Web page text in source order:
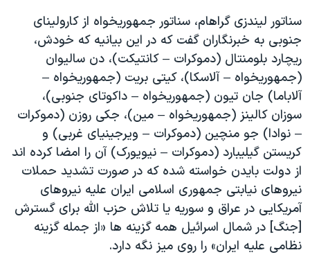
اعتراضات مردمی آبان ۹۸
اسرائیل در جنگ
نرگس محمدی برنده جایزه نوبل صلح
همایش محافظه‌کاران آمریکا «سی‌پک»
صفحه‌های ویژه
سفر پرزیدنت ترامپ به چین
سناتور لیندزی گراهام، سناتور جمهوریخواه از کارولینای
جنوبی به خبرنگاران گفت که در این بیانیه که خودش،
ریچارد بلومنتال (دموکرات – کانتیکت)، دن سالیوان
(جمهوریخواه – آلاسکا)، کیتی بریت (جمهوریخواه –
آلاباما) جان تیون (جمهوریخواه – داکوتای جنوبی)،
سوزان کالینز (جمهوریخواه – مین)، جکی روزن (دموکرات
– نوادا) جو منچین (دموکرات – ویرجینیای غربی) و
کریستن گیلیبارد (دموکرات – نیویورک) آن را امضا کرده اند
از دولت بایدن خواسته شده که در صورت تشدید حملات
نیروهای نیابتی جمهوری اسلامی ایران علیه نیروهای
آمریکایی در عراق و سوریه یا تلاش حزب الله برای گسترش
[جنگ] در شمال اسرائیل همه گزینه ها «از جمله گزینه
نظامی علیه ایران» را روی میز نگه دارد.